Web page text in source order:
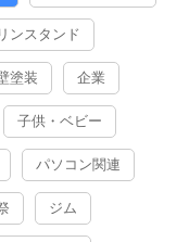
ンスタンド
塗装 企業
子供・ベビー
パソコン関連
ジム